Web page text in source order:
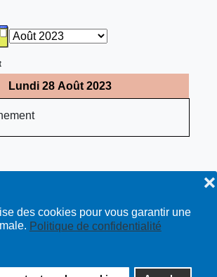
des cookies pour vous garantir une
Politique de confidentialité
❌
Lundi 28 Août 2023
- tous droits réservés | site :